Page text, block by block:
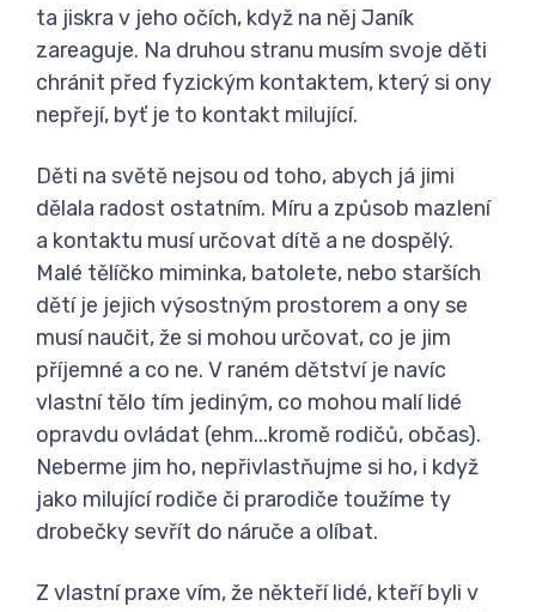
ta jiskra v jeho očích, když na něj Janík
zareaguje. Na druhou stranu musím svoje děti
chránit před fyzickým kontaktem, který si ony
nepřejí, byť je to kontakt milující.
Děti na světě nejsou od toho, abych já jimi
dělala radost ostatním. Míru a způsob mazlení
a kontaktu musí určovat dítě a ne dospělý.
Malé tělíčko miminka, batolete, nebo starších
dětí je jejich výsostným prostorem a ony se
musí naučit, že si mohou určovat, co je jim
příjemné a co ne. V raném dětství je navíc
vlastní tělo tím jediným, co mohou malí lidé
opravdu ovládat (ehm...kromě rodičů, občas).
Neberme jim ho, nepřivlastňujme si ho, i když
jako milující rodiče či prarodiče toužíme ty
drobečky sevřít do náruče a olíbat.
Z vlastní praxe vím, že někteří lidé, kteří byli v